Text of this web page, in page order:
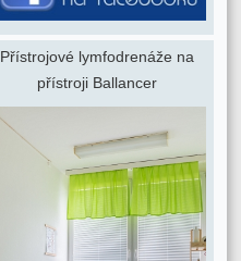
Přístrojové lymfodrenáže na
přístroji Ballancer